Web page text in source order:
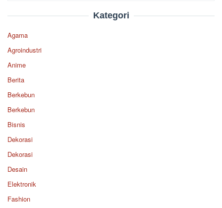
Kategori
Agama
Agroindustri
Anime
Berita
Berkebun
Berkebun
Bisnis
Dekorasi
Dekorasi
Desain
Elektronik
Fashion